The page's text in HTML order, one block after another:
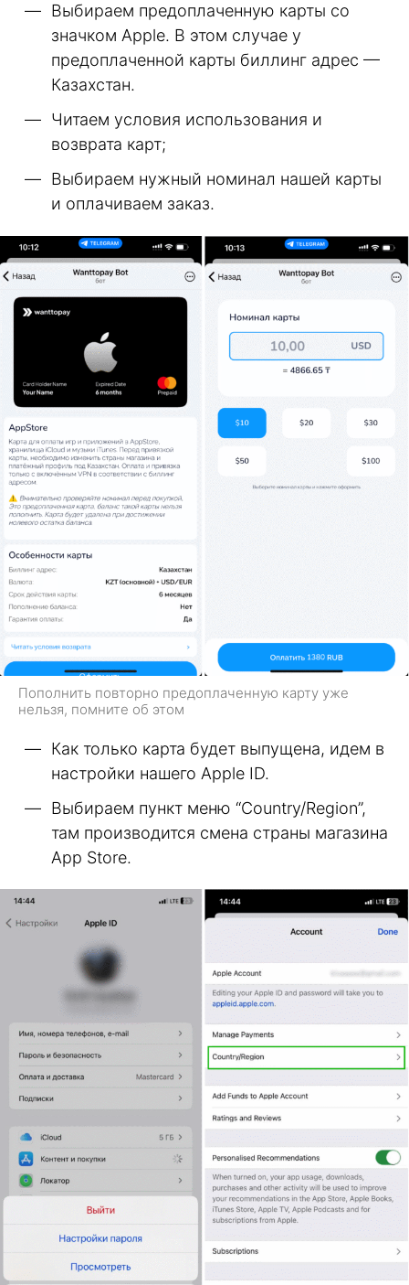
Выбираем предоплаченную карты со
значком Apple. В этом случае у
предоплаченной карты биллинг адрес —
Казахстан.
Читаем условия использования и
возврата карт;
Выбираем нужный номинал нашей карты
и оплачиваем заказ.
Пополнить повторно предоплаченную карту уже
нельзя, помните об этом
Как только карта будет выпущена, идем в
настройки нашего Apple ID.
Выбираем пункт меню “Country/Region”,
там производится смена страны магазина
App Store.